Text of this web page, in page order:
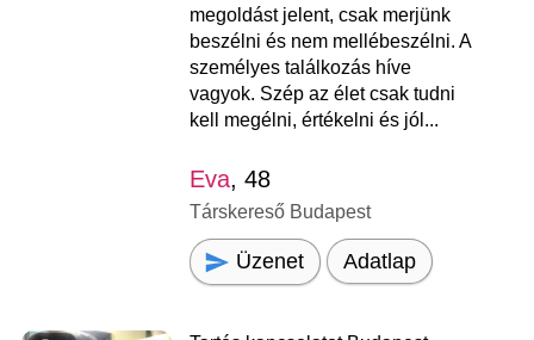
megoldást jelent, csak merjünk
beszélni és nem mellébeszélni. A
személyes találkozás híve
vagyok. Szép az élet csak tudni
kell megélni, értékelni és jól...
Eva, 48
Társkereső Budapest
Üzenet Adatlap